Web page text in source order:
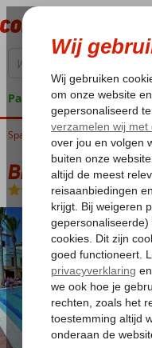
Pakketgarantie
Home Canarische Eilanden
Broncemar
Logies-